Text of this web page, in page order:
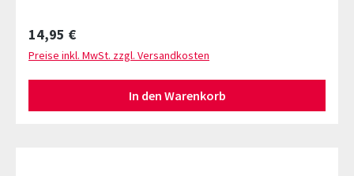
Regulärer Preis:
14,95 €
Preise inkl. MwSt. zzgl. Versandkosten
In den Warenkorb